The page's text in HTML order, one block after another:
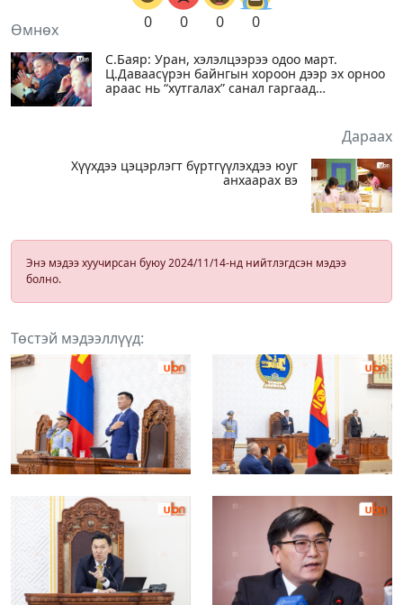
0 0 0 0
Өмнөх
‪С.Баяр: Уран, хэлэлцээрээ одоо март.
Ц.Даваасүрэн байнгын хороон дээр эх орноо
араас нь “хутгалах” санал гаргаад
Дараах
Хүүхдээ цэцэрлэгт бүртгүүлэхдээ юуг
анхаарах вэ
Энэ мэдээ хуучирсан буюу 2024/11/14-нд нийтлэгдсэн мэдээ
болно.
Төстэй мэдээллүүд: